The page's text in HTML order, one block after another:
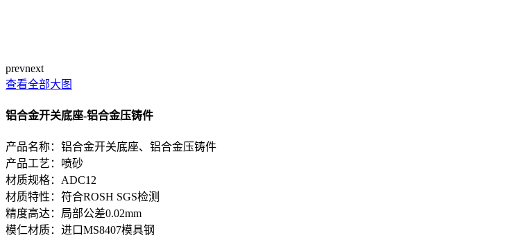
prevnext
查看全部大图
铝合金开关底座-铝合金压铸件
产品名称：铝合金开关底座、铝合金压铸件
产品工艺：喷砂
材质规格：ADC12
材质特性：符合ROSH SGS检测
精度高达：局部公差0.02mm
模仁材质：进口MS8407模具钢